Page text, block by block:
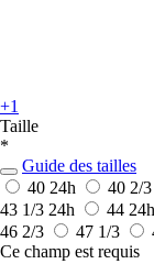
+1
Taille
*
Guide des tailles
40 24h 40 2/3
43 1/3 24h 44 24h
46 2/3
47 1/3
Ce champ est requis